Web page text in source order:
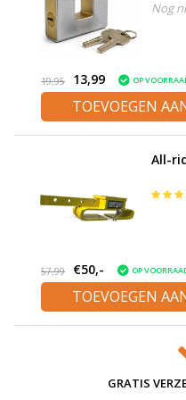
Nog
19,95 13,99 OP
TOEVOEGEN
All-
57,99 €50,- OP
TOEVOEGEN
GRATIS